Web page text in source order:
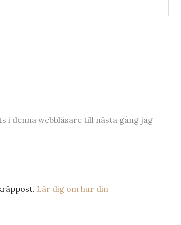
i denna webbläsare till nästa gång jag
Lär dig om hur din